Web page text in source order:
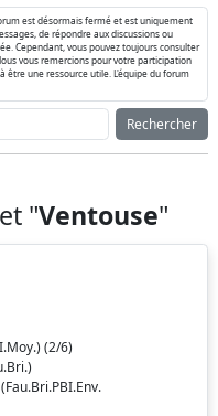
est désormais fermé et est uniquement
de répondre aux discussions ou
Cependant, vous pouvez toujours consulter
vous remercions pour votre participation
être une ressource utile. L'équipe du forum
Rechercher
"Ventouse"
(2/6)